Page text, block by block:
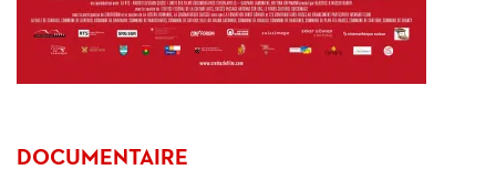
DOCUMENTAIRE